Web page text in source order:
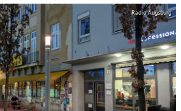
Radio Augsburg